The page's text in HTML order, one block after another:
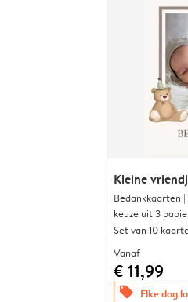
Kleine
Bedankkaarten
keuze uit 3
Set van 10
Vanaf
€ 11,99
offers Elke dag